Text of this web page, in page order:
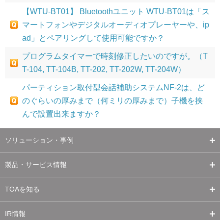
【WTU-BT01】 Bluetoothユニット WTU-BT01は「ス
マートフォンやデジタルオーディオプレーヤーや、ip
ad」とペアリングして使用可能ですか？
プログラムタイマーで時刻修正したいのですが。（T
T-104, TT-104B, TT-202, TT-202W, TT-204W）
パーティション取付型会話補助システムNF-2は、ど
のぐらいの厚みまで（何ミリの厚みまで）子機を挟
んで設置出来ますか？
ソリューション・事例
製品・サービス情報
TOAを知る
IR情報